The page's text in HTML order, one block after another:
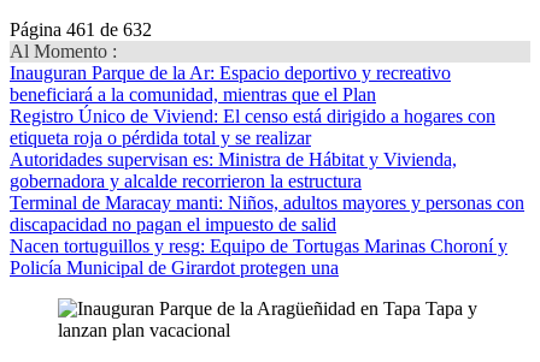
Página 461 de 632
Al Momento :
Inauguran Parque de la Ar: Espacio deportivo y recreativo
beneficiará a la comunidad, mientras que el Plan
Registro Único de Viviend: El censo está dirigido a hogares con
etiqueta roja o pérdida total y se realizar
Autoridades supervisan es: Ministra de Hábitat y Vivienda,
gobernadora y alcalde recorrieron la estructura
Terminal de Maracay manti: Niños, adultos mayores y personas con
discapacidad no pagan el impuesto de salid
Nacen tortuguillos y resg: Equipo de Tortugas Marinas Choroní y
Policía Municipal de Girardot protegen una